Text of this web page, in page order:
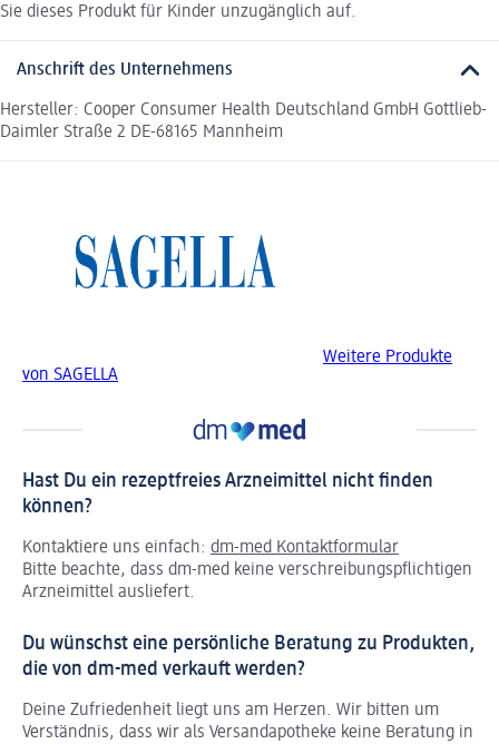
Sie dieses Produkt für Kinder unzugänglich auf.
Anschrift des Unternehmens
Hersteller: Cooper Consumer Health Deutschland GmbH Gottlieb-
Daimler Straße 2 DE-68165 Mannheim
Weitere Produkte
von SAGELLA
Hast Du ein rezeptfreies Arzneimittel nicht finden
können?
Kontaktiere uns einfach: dm-med Kontaktformular
Bitte beachte, dass dm-med keine verschreibungspflichtigen
Arzneimittel ausliefert.
Du wünschst eine persönliche Beratung zu Produkten,
die von dm-med verkauft werden?
Deine Zufriedenheit liegt uns am Herzen. Wir bitten um
Verständnis, dass wir als Versandapotheke keine Beratung in